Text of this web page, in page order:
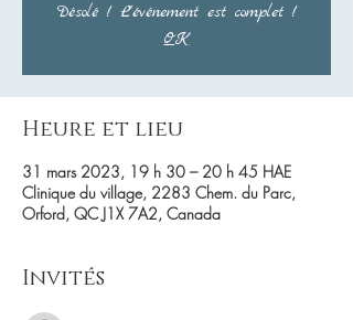
Désolé ! L'événement est complet !
OK
Heure et lieu
31 mars 2023, 19 h 30 – 20 h 45 HAE
Clinique du village, 2283 Chem. du Parc,
Orford, QC J1X 7A2, Canada
Invités